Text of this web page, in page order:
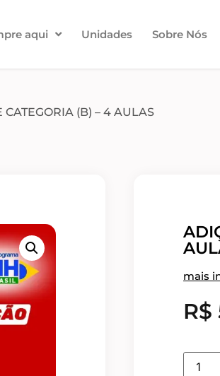
aqui Unidades Sobre Nós
CATEGORIA (B) – 4 AULAS
mais
R$